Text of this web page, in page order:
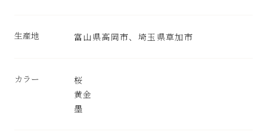
生産地 富山県高岡市、埼玉県草加市
カラー
桜
黄金
墨